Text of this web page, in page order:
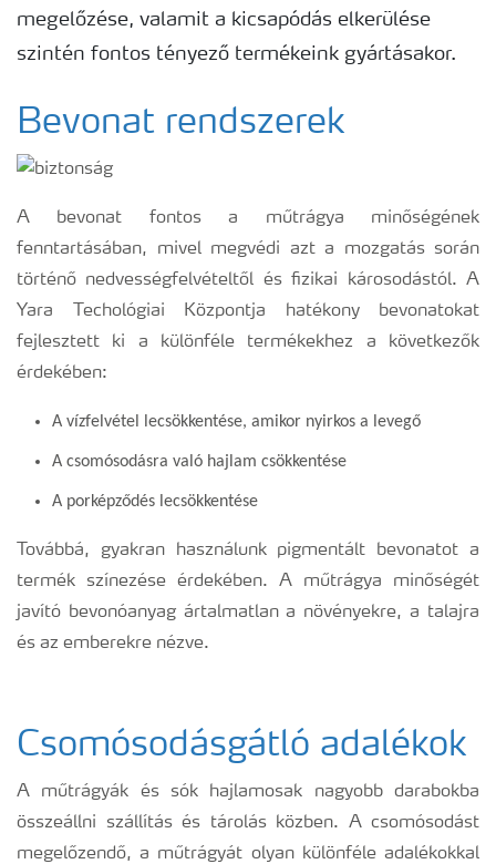
Kiadványaink
Ahol termékeink megtalálhatóak
Egészséges növény - egészséges bolygó
Fenológiai ábrák
megelőzése, valamit a kicsapódás elkerülése
szintén fontos tényező termékeink gyártásakor.
Bevonat rendszerek
A bevonat fontos a műtrágya minőségének
fenntartásában, mivel megvédi azt a mozgatás során
történő nedvességfelvételtől és fizikai károsodástól. A
Yara Techológiai Központja hatékony bevonatokat
fejlesztett ki a különféle termékekhez a következők
érdekében:
A vízfelvétel lecsökkentése, amikor nyirkos a levegő
A csomósodásra való hajlam csökkentése
A porképződés lecsökkentése
Továbbá, gyakran használunk pigmentált bevonatot a
termék színezése érdekében. A műtrágya minőségét
javító bevonóanyag ártalmatlan a növényekre, a talajra
és az emberekre nézve.
Csomósodásgátló adalékok
A műtrágyák és sók hajlamosak nagyobb darabokba
összeállni szállítás és tárolás közben. A csomósodást
megelőzendő, a műtrágyát olyan különféle adalékokkal